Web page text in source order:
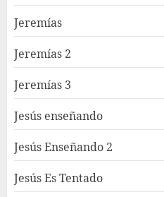
Jeremías
Jeremías 2
Jeremías 3
Jesús enseñando
Jesús Enseñando 2
Jesús Es Tentado